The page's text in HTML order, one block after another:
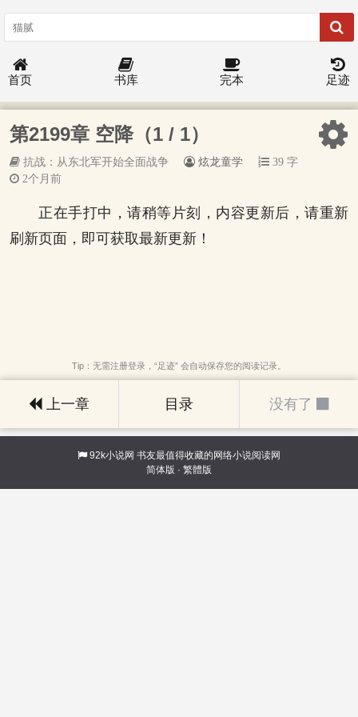
首页 书库 完本 足迹
第2199章 空降（1 / 1）
抗战：从东北军开始全面战争 炫龙童学
39 字
2个月前
正在手打中，请稍等片刻，内容更新后，请重新
刷新页面，即可获取最新更新！
Tip：无需注册登录，“足迹” 会自动保存您的阅读记录。
上一章 目录 没有了
92k小说网 书友最值得收藏的网络小说阅读网
简体版 · 繁體版